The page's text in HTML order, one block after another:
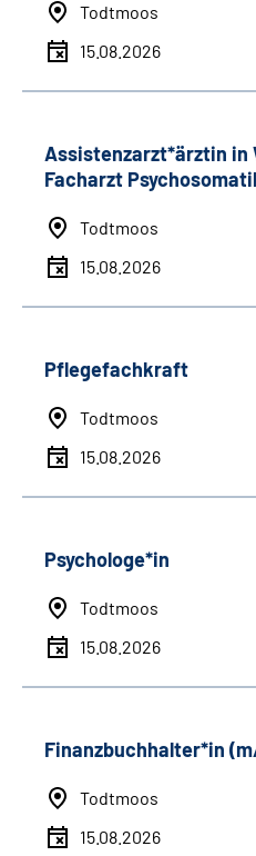
Todtmoos
15.08.2026
Assistenzarzt*ärztin in
Facharzt
Todtmoos
15.08.2026
Pflegefachkraft
Todtmoos
15.08.2026
Psychologe*in
Todtmoos
15.08.2026
Finanzbuchhalter*in
Todtmoos
15.08.2026